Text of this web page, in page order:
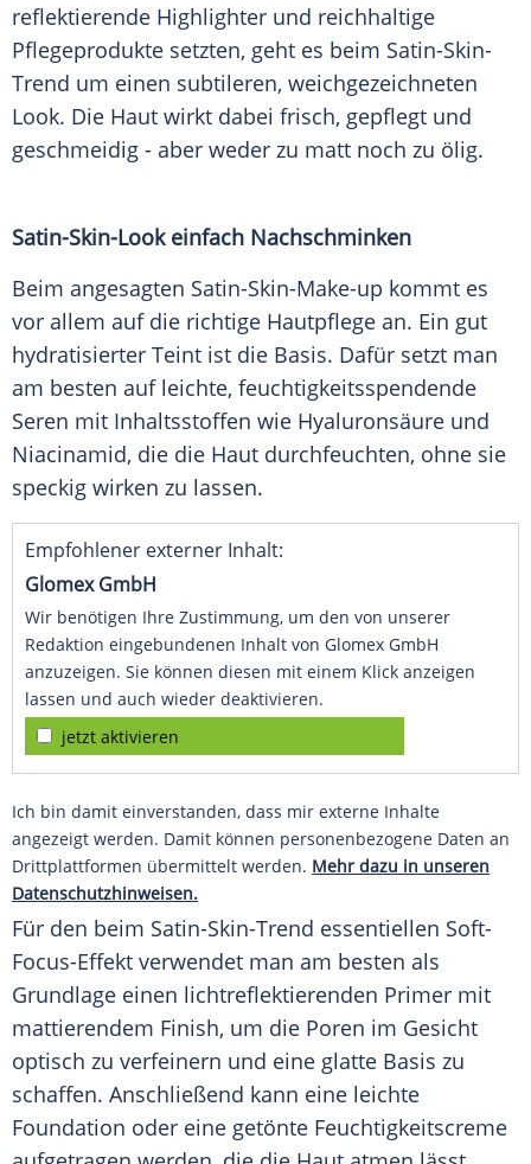
reflektierende Highlighter und reichhaltige
Pflegeprodukte setzten, geht es beim Satin-Skin-
Trend um einen subtileren, weichgezeichneten
Look. Die Haut wirkt dabei frisch, gepflegt und
geschmeidig - aber weder zu matt noch zu ölig.
Satin-Skin-Look einfach Nachschminken
Beim angesagten Satin-Skin-Make-up kommt es
vor allem auf die richtige Hautpflege an. Ein gut
hydratisierter Teint ist die Basis. Dafür setzt man
am besten auf leichte, feuchtigkeitsspendende
Seren mit Inhaltsstoffen wie Hyaluronsäure und
Niacinamid, die die Haut durchfeuchten, ohne sie
speckig wirken zu lassen.
Empfohlener externer Inhalt:
Glomex GmbH
Wir benötigen Ihre Zustimmung, um den von unserer
Redaktion eingebundenen Inhalt von Glomex GmbH
anzuzeigen. Sie können diesen mit einem Klick anzeigen
lassen und auch wieder deaktivieren.
jetzt aktivieren
Ich bin damit einverstanden, dass mir externe Inhalte
angezeigt werden. Damit können personenbezogene Daten an
Drittplattformen übermittelt werden. Mehr dazu in unseren
Datenschutzhinweisen.
Für den beim Satin-Skin-Trend essentiellen Soft-
Focus-Effekt verwendet man am besten als
Grundlage einen lichtreflektierenden Primer mit
mattierendem Finish, um die Poren im Gesicht
optisch zu verfeinern und eine glatte Basis zu
schaffen. Anschließend kann eine leichte
Foundation oder eine getönte Feuchtigkeitscreme